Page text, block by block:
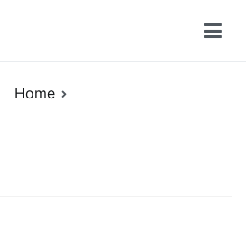
Home